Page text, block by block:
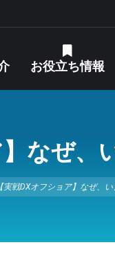
お役立ち情報
】なぜ、
【実戦DXオフショア】なぜ、